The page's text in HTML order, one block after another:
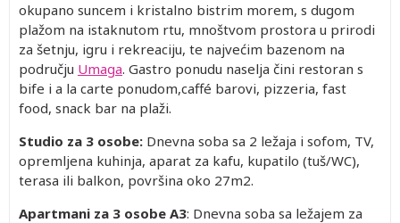
okupano suncem i kristalno bistrim morem, s dugom
plažom na istaknutom rtu, mnoštvom prostora u prirodi
za šetnju, igru i rekreaciju, te najvećim bazenom na
području Umaga. Gastro ponudu naselja čini restoran s
bife i a la carte ponudom,caffé barovi, pizzeria, fast
food, snack bar na plaži.
Studio za 3 osobe: Dnevna soba sa 2 ležaja i sofom, TV,
opremljena kuhinja, aparat za kafu, kupatilo (tuš/WC),
terasa ili balkon, površina oko 27m2.
Apartmani za 3 osobe A3: Dnevna soba sa ležajem za